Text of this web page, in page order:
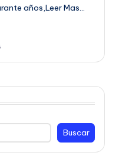
años,Leer Mas…
Buscar